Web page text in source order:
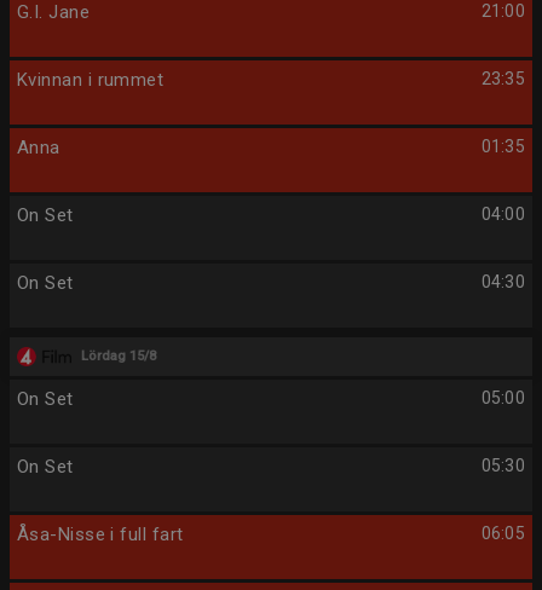
21:00
G.I. Jane
23:35
Kvinnan i rummet
01:35
Anna
04:00
On Set
04:30
On Set
Lördag 15/8
05:00
On Set
05:30
On Set
06:05
Åsa-Nisse i full fart